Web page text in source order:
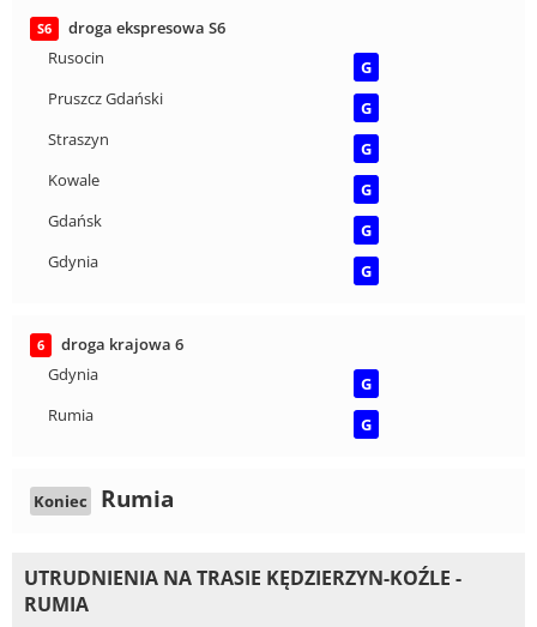
S6
droga ekspresowa S6
Rusocin
G
Pruszcz Gdański
G
Straszyn
G
Kowale
G
Gdańsk
G
Gdynia
G
6
droga krajowa 6
Gdynia
G
Rumia
G
Koniec Rumia
UTRUDNIENIA NA TRASIE KĘDZIERZYN-KOŹLE -
RUMIA